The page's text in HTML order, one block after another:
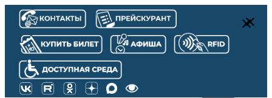
close
close